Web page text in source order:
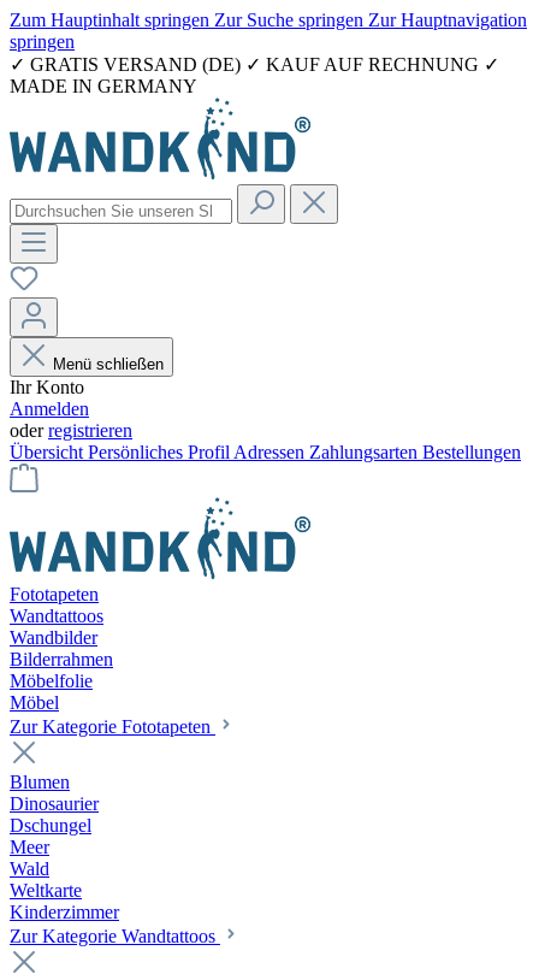
Zum Hauptinhalt springen Zur Suche springen Zur Hauptnavigation
springen
✓ GRATIS VERSAND (DE) ✓ KAUF AUF RECHNUNG ✓
MADE IN GERMANY
Menü schließen
Ihr Konto
Anmelden
oderregistrieren
Übersicht Persönliches Profil Adressen Zahlungsarten Bestellungen
Fototapeten
Wandtattoos
Wandbilder
Bilderrahmen
Möbelfolie
Möbel
Zur Kategorie Fototapeten
Blumen
Dinosaurier
Dschungel
Meer
Wald
Weltkarte
Kinderzimmer
Zur Kategorie Wandtattoos